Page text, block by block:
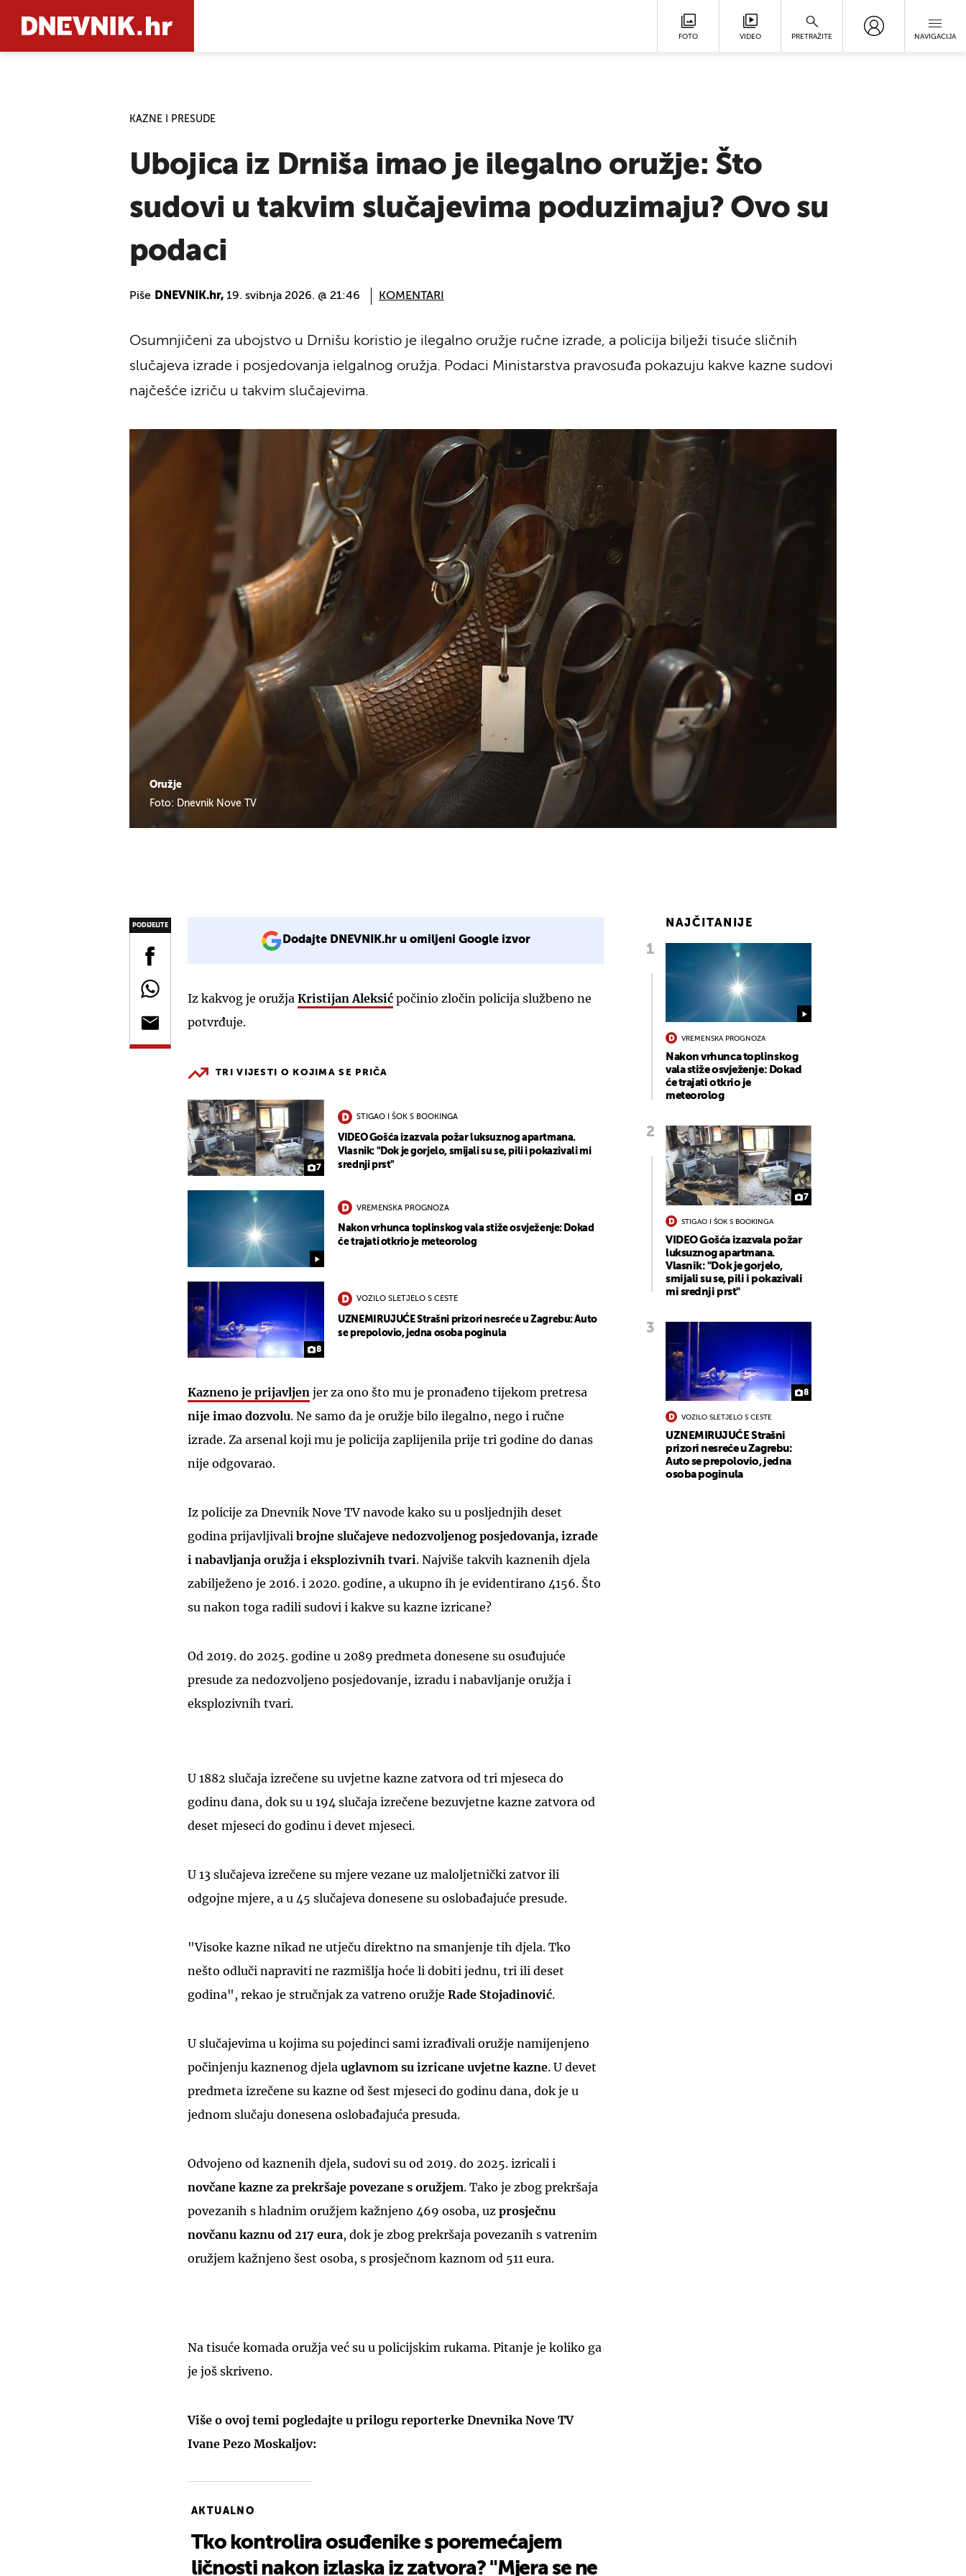
FOTO VIDEO PRETRAŽITE NAVIGACIJA
KAZNE I PRESUDE
Ubojica iz Drniša imao je ilegalno oružje: Što
sudovi u takvim slučajevima poduzimaju? Ovo su
podaci
Piše DNEVNIK.hr, 19. svibnja 2026. @ 21:46 KOMENTARI
Oružje
Foto: Dnevnik Nove TV
Osumnjičeni za ubojstvo u Drnišu koristio je ilegalno oružje ručne izrade, a policija bilježi tisuće sličnih
slučajeva izrade i posjedovanja ielgalnog oružja. Podaci Ministarstva pravosuđa pokazuju kakve kazne sudovi
najčešće izriču u takvim slučajevima.
PODIJELITE
Dodajte DNEVNIK.hr u omiljeni Google izvor
Iz kakvog je oružja Kristijan Aleksić počinio zločin policija službeno ne
potvrđuje.
TRI VIJESTI O KOJIMA SE PRIČA
7
STIGAO I ŠOK S BOOKINGA
VIDEO Gošća izazvala požar luksuznog apartmana.
Vlasnik: "Dok je gorjelo, smijali su se, pili i pokazivali mi
srednji prst"
VREMENSKA PROGNOZA
Nakon vrhunca toplinskog vala stiže osvježenje: Dokad
će trajati otkrio je meteorolog
8
VOZILO SLETJELO S CESTE
UZNEMIRUJUĆE Strašni prizori nesreće u Zagrebu: Auto
se prepolovio, jedna osoba poginula
Kazneno je prijavljen jer za ono što mu je pronađeno tijekom pretresa
nije imao dozvolu. Ne samo da je oružje bilo ilegalno, nego i ručne
izrade. Za arsenal koji mu je policija zaplijenila prije tri godine do danas
nije odgovarao.
Iz policije za Dnevnik Nove TV navode kako su u posljednjih deset
godina prijavljivali brojne slučajeve nedozvoljenog posjedovanja, izrade
i nabavljanja oružja i eksplozivnih tvari. Najviše takvih kaznenih djela
zabilježeno je 2016. i 2020. godine, a ukupno ih je evidentirano 4156. Što
su nakon toga radili sudovi i kakve su kazne izricane?
Od 2019. do 2025. godine u 2089 predmeta donesene su osuđujuće
presude za nedozvoljeno posjedovanje, izradu i nabavljanje oružja i
eksplozivnih tvari.
U 1882 slučaja izrečene su uvjetne kazne zatvora od tri mjeseca do
godinu dana, dok su u 194 slučaja izrečene bezuvjetne kazne zatvora od
deset mjeseci do godinu i devet mjeseci.
U 13 slučajeva izrečene su mjere vezane uz maloljetnički zatvor ili
odgojne mjere, a u 45 slučajeva donesene su oslobađajuće presude.
"Visoke kazne nikad ne utječu direktno na smanjenje tih djela. Tko
nešto odluči napraviti ne razmišlja hoće li dobiti jednu, tri ili deset
godina", rekao je stručnjak za vatreno oružje Rade Stojadinović.
U slučajevima u kojima su pojedinci sami izrađivali oružje namijenjeno
počinjenju kaznenog djela uglavnom su izricane uvjetne kazne. U devet
predmeta izrečene su kazne od šest mjeseci do godinu dana, dok je u
jednom slučaju donesena oslobađajuća presuda.
Odvojeno od kaznenih djela, sudovi su od 2019. do 2025. izricali i
novčane kazne za prekršaje povezane s oružjem. Tako je zbog prekršaja
povezanih s hladnim oružjem kažnjeno 469 osoba, uz prosječnu
novčanu kaznu od 217 eura, dok je zbog prekršaja povezanih s vatrenim
oružjem kažnjeno šest osoba, s prosječnom kaznom od 511 eura.
Na tisuće komada oružja već su u policijskim rukama. Pitanje je koliko ga
je još skriveno.
Više o ovoj temi pogledajte u prilogu reporterke Dnevnika Nove TV
Ivane Pezo Moskaljov:
AKTUALNO
Tko kontrolira osuđenike s poremećajem
ličnosti nakon izlaska iz zatvora? "Mjera se ne
NAJČITANIJE
VREMENSKA PROGNOZA
Nakon vrhunca toplinskog
vala stiže osvježenje: Dokad
će trajati otkrio je
meteorolog
7
STIGAO I ŠOK S BOOKINGA
VIDEO Gošća izazvala požar
luksuznog apartmana.
Vlasnik: "Dok je gorjelo,
smijali su se, pili i pokazivali
mi srednji prst"
8
VOZILO SLETJELO S CESTE
UZNEMIRUJUĆE Strašni
prizori nesreće u Zagrebu:
Auto se prepolovio, jedna
osoba poginula